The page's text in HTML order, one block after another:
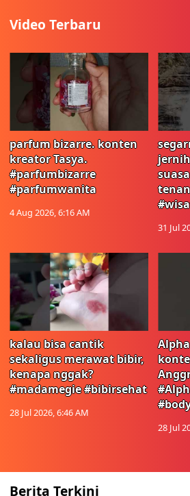
Video Terbaru
parfum bizarre. konten
kreator Tasya.
#parfumbizarre
#parfumwanita
4 Aug 2026, 6:16 AM
31 Jul
kalau bisa cantik
sekaligus merawat bibir,
kenapa nggak?
#madamegie #bibirsehat
28 Jul 2026, 6:46 AM
28 Jul
Berita Terkini